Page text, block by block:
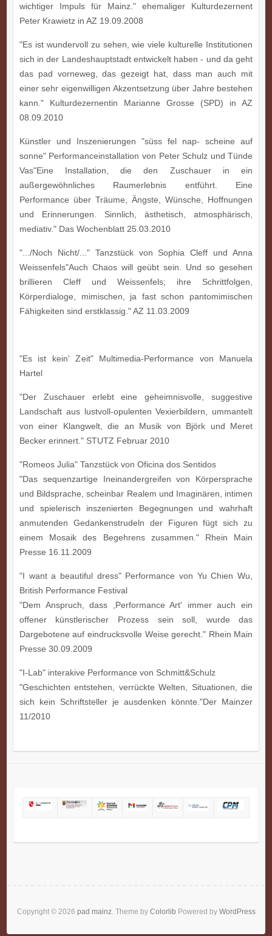
wichtiger Impuls für Mainz." ehemaliger Kulturdezernent
Peter Krawietz in AZ 19.09.2008
"Es ist wundervoll zu sehen, wie viele kulturelle Institutionen
sich in der Landeshauptstadt entwickelt haben - und da geht
das pad vorneweg, das gezeigt hat, dass man auch mit
einer sehr eigenwilligen Akzentsetzung über Jahre bestehen
kann." Kulturdezernentin Marianne Grosse (SPD) in AZ
08.09.2010
Künstler und Inszenierungen "süss fel nap- scheine auf
sonne" Performanceinstallation von Peter Schulz und Tünde
Vas"Eine Installation, die den Zuschauer in ein
außergewöhnliches Raumerlebnis entführt. Eine
Performance über Träume, Ängste, Wünsche, Hoffnungen
und Erinnerungen. Sinnlich, ästhetisch, atmosphärisch,
mediativ." Das Wochenblatt 25.03.2010
".../Noch Nicht/..." Tanzstück von Sophia Cleff und Anna
Weissenfels"Auch Chaos will geübt sein. Und so gesehen
brillieren Cleff und Weissenfels; ihre Schrittfolgen,
Körperdialoge, mimischen, ja fast schon pantomimischen
Fähigkeiten sind erstklassig." AZ 11.03.2009
"Es ist kein' Zeit" Multimedia-Performance von Manuela
Hartel
"Der Zuschauer erlebt eine geheimnisvolle, suggestive
Landschaft aus lustvoll-opulenten Vexierbildern, ummantelt
von einer Klangwelt, die an Musik von Björk und Meret
Becker erinnert." STUTZ Februar 2010
"Romeos Julia" Tanzstück von Oficina dos Sentidos
"Das sequenzartige Ineinandergreifen von Körpersprache
und Bildsprache, scheinbar Realem und Imaginären, intimen
und spielerisch inszenierten Begegnungen und wahrhaft
anmutenden Gedankenstrudeln der Figuren fügt sich zu
einem Mosaik des Begehrens zusammen." Rhein Main
Presse 16.11.2009
"I want a beautiful dress" Performance von Yu Chien Wu,
British Performance Festival
"Dem Anspruch, dass ,Performance Art' immer auch ein
offener künstlerischer Prozess sein soll, wurde das
Dargebotene auf eindrucksvolle Weise gerecht." Rhein Main
Presse 30.09.2009
"I-Lab" interakive Performance von Schmitt&Schulz
"Geschichten entstehen, verrückte Welten, Situationen, die
sich kein Schriftsteller je ausdenken könnte."Der Mainzer
11/2010
Copyright © 2026 pad mainz. Theme by Colorlib Powered by WordPress